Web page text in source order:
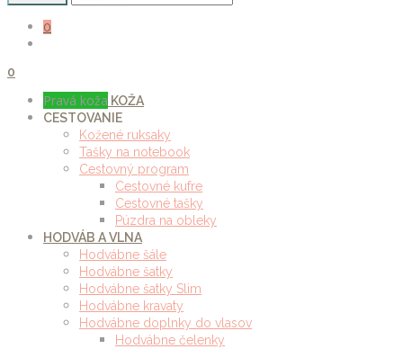
0
0
Pravá koža KOŽA
CESTOVANIE
Kožené ruksaky
Tašky na notebook
Cestovný program
Cestovné kufre
Cestovné tašky
Púzdra na obleky
HODVÁB A VLNA
Hodvábne šále
Hodvábne šatky
Hodvábne šatky Slim
Hodvábne kravaty
Hodvábne doplnky do vlasov
Hodvábne čelenky